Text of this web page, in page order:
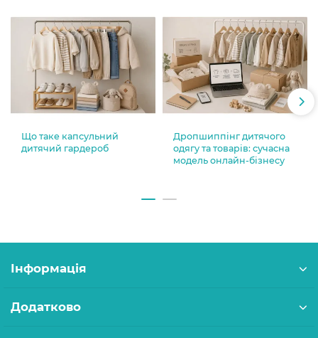
Що таке капсульний
дитячий гардероб
Дропшиппінг дитячого
одягу та товарів: сучасна
модель онлайн-бізнесу
Інформація
Додатково